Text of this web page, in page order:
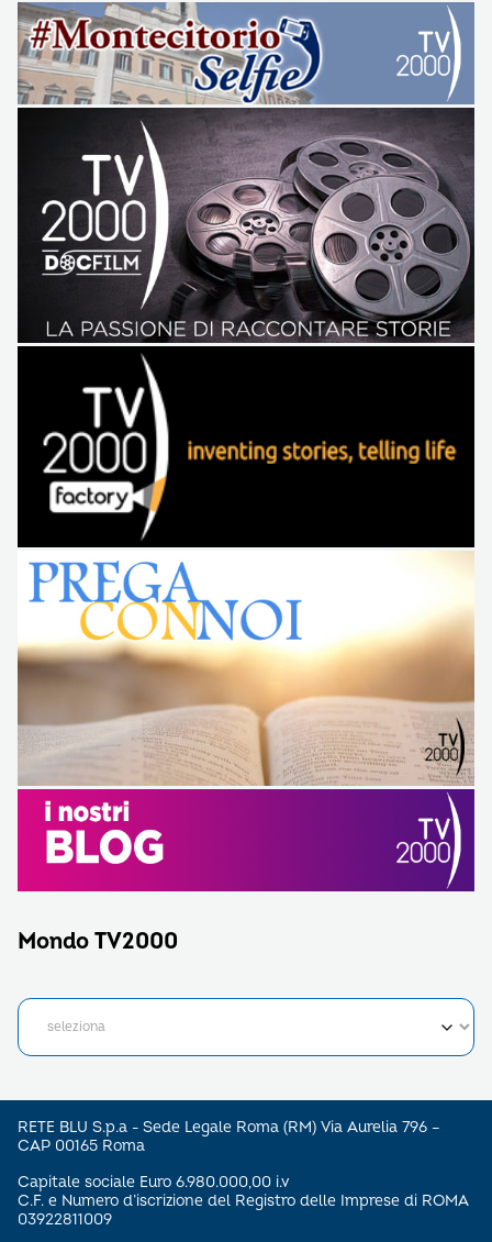
Mondo TV2000
RETE BLU S.p.a - Sede Legale Roma (RM) Via Aurelia 796 –
CAP 00165 Roma
Capitale sociale Euro 6.980.000,00 i.v
C.F. e Numero d’iscrizione del Registro delle Imprese di ROMA
03922811009